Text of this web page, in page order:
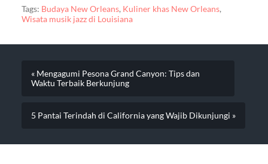
Tags: Budaya New Orleans, Kuliner khas New Orleans,
Wisata musik jazz di Louisiana
« Mengagumi Pesona Grand Canyon: Tips dan
Waktu Terbaik Berkunjung
5 Pantai Terindah di California yang Wajib Dikunjungi »